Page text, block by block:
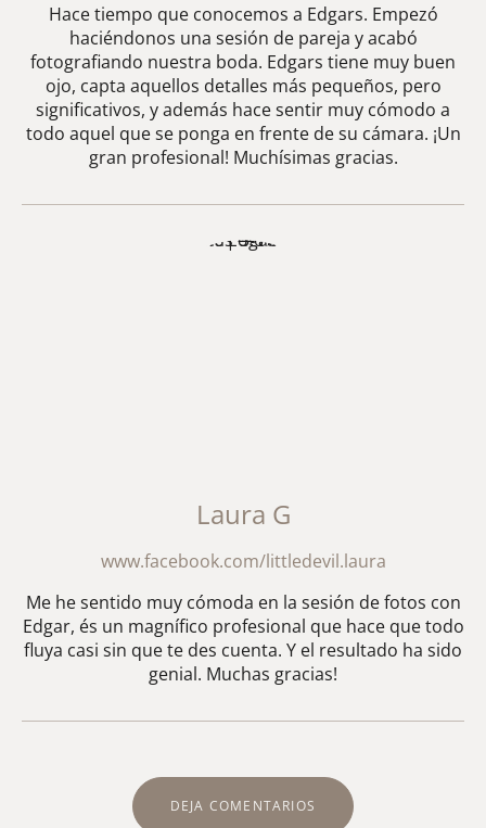
Hace tiempo que conocemos a Edgars. Empezó
haciéndonos una sesión de pareja y acabó
fotografiando nuestra boda. Edgars tiene muy buen
ojo, capta aquellos detalles más pequeños, pero
significativos, y además hace sentir muy cómodo a
todo aquel que se ponga en frente de su cámara. ¡Un
gran profesional! Muchísimas gracias.
Laura G
www.facebook.com/littledevil.laura
Me he sentido muy cómoda en la sesión de fotos con
Edgar, és un magnífico profesional que hace que todo
fluya casi sin que te des cuenta. Y el resultado ha sido
genial. Muchas gracias!
DEJA COMENTARIOS